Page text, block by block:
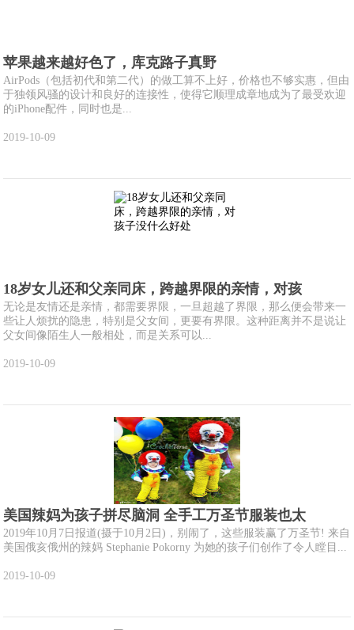
苹果越来越好色了，库克路子真野
AirPods（包括初代和第二代）的做工算不上好，价格也不够实惠，但由
于独领风骚的设计和良好的连接性，使得它顺理成章地成为了最受欢迎
的iPhone配件，同时也是...
2019-10-09
18岁女儿还和父亲同床，跨越界限的亲情，对孩
无论是友情还是亲情，都需要界限，一旦超越了界限，那么便会带来一
些让人烦扰的隐患，特别是父女间，更要有界限。这种距离并不是说让
父女间像陌生人一般相处，而是关系可以...
2019-10-09
美国辣妈为孩子拼尽脑洞 全手工万圣节服装也太
2019年10月7日报道(摄于10月2日)，别闹了，这些服装赢了万圣节! 来自
美国俄亥俄州的辣妈 Stephanie Pokorny 为她的孩子们创作了令人瞠目...
2019-10-09